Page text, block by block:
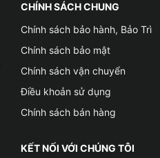
Địa điểm lắp Cảm
CHÍNH SÁCH CHUNG
Chính sách bảo hành, Bảo Trì
Chính sách bảo mật
Chính sách vận chuyển
Điều khoản sử dụng
Chính sách bán hàng
KẾT NỐI VỚI CHÚNG TÔI